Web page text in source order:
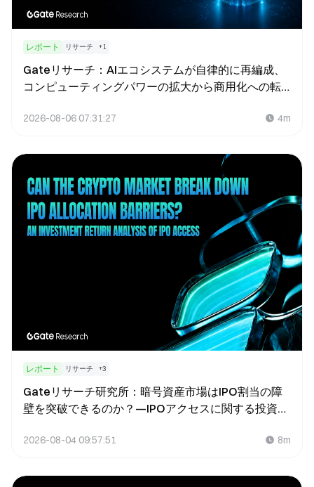
レポート リサーチ +1
Gateリサーチ：AIエコシステムが自律的に再編成、
コンピューティングパワーの拡大から商用化への転
2026-08-06 07:31:27 4m
レポート リサーチ +3
Gateリサーチ研究所：暗号資産市場はIPO割当の障
壁を突破できるのか？—IPOアクセスに関する投資リ
2026-08-04 09:57:51 8m